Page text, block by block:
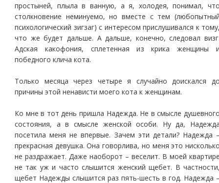
простыней, плыла в ванную, а я, холодея, понимал,
столкновение неминуемо, но вместе с тем
психологический зигзаг) с интересом прислушивался к
что же будет дальше. А дальше, конечно, следовал
Адская какофония, сплетенная из крика женщины
победного клича кота.
Только месяца через четыре я случайно доискался
причины этой ненависти моего кота к женщинам.
Ко мне в тот день пришла Надежда. Не в смысле
состояния, а в смысле женской особи. Ну да,
посетила меня не впервые. Зачем эти детали? Надежда
прекрасная девушка. Она говорлива, но меня это
не раздражает. Даже наоборот – веселит. В моей
не так уж и часто слышится женский щебет. В
щебет Надежды слышится раз пять-шесть в год. Надежда